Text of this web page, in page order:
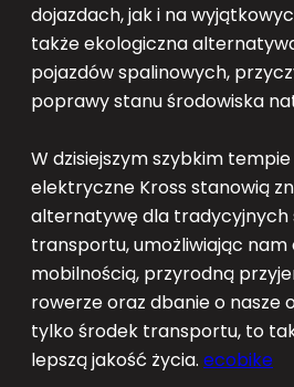
dojazdach, jak i na
także ekologiczna
pojazdów spalinowych,
poprawy stanu środowiska
W dzisiejszym szybkim
elektryczne Kross stanowią
alternatywę dla tradycyjnych
transportu, umożliwiając nam
mobilnością, przyrodną
rowerze oraz dbanie o nasze
tylko środek transportu, to
lepszą jakość życia. ecobike